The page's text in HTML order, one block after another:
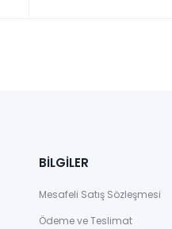
BİLGİLER
Mesafeli Satış Sözleşmesi
Ödeme ve Teslimat